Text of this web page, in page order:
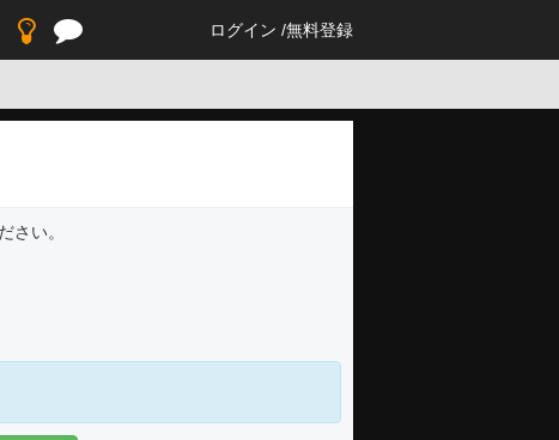
ログイン 無料登録
さい。